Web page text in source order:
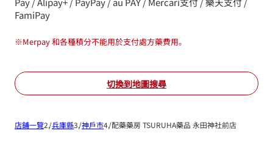
FamiPay
※Merpay 和各種積分不能用於支付處方藥費用。
切換到地圖搜尋
店鋪一覽 兵庫縣 神戶市 配藥藥房 TSURUHA藥品 永田神社前店